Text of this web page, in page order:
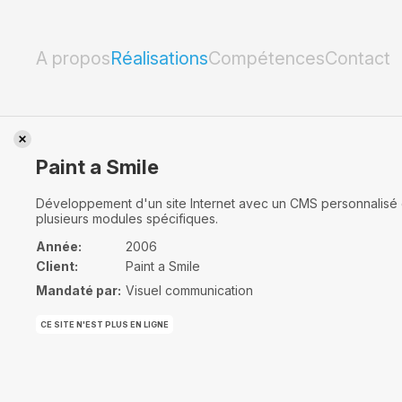
A proposRéalisationsCompétencesContact
Paint a Smile
Développement d'un site Internet avec un CMS personnalisé
plusieurs modules spécifiques.
Année:
2006
Client:
Paint a Smile
Mandaté par: Visuel communication
CE SITE N'EST PLUS EN LIGNE